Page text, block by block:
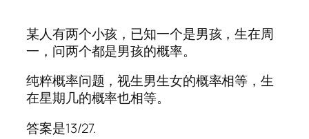
某人有两个小孩，已知一个是男孩，生在周
一，问两个都是男孩的概率。
纯粹概率问题，视生男生女的概率相等，生
在星期几的概率也相等。
答案是13/27.